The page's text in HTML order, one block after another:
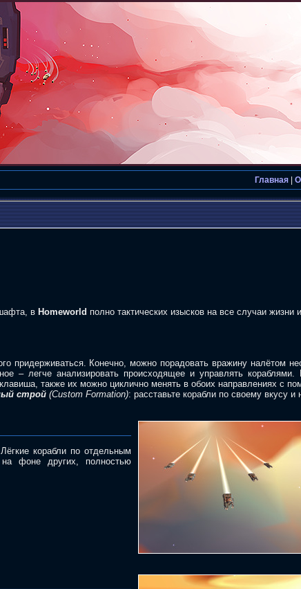
Главная
в Homeworld полно тактических изысков на все случаи
придерживаться. Конечно, можно порадовать вражину налётом
– легче анализировать происходящее и управлять
также их можно циклично менять в обоих направлениях с
строй (Custom Formation): расставьте корабли по своему вкусу и
корабли по отдельным
фоне других, полностью